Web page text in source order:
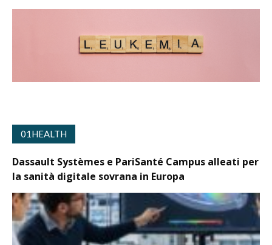
01HEALTH
Dassault Systèmes e PariSanté Campus alleati per
la sanità digitale sovrana in Europa